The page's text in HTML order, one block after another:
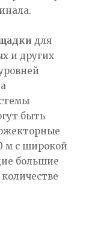
для
и других
быть
м с широкой
большие